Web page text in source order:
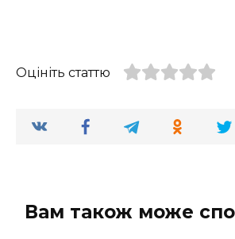
Оцініть статтю
Вам також може